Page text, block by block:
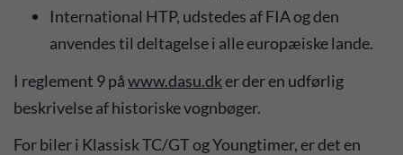
International HTP, udstedes af FIA og den
anvendes til deltagelse i alle europæiske lande.
I reglement 9 påwww.dasu.dker der en udførlig
beskrivelse af historiske vognbøger.
For biler i Klassisk TC/GT og Youngtimer, er det en